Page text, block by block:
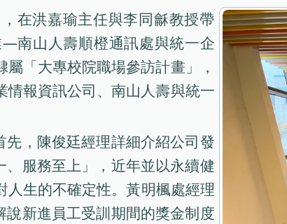
在洪嘉瑜主任與李同龢教授帶
南山人壽順橙通訊處與統一企
「大專校院職場參訪計畫」，
報資訊公司、南山人壽與統一
，陳俊廷經理詳細介紹公司發
服務至上」，近年並以永續健
人生的不確定性。黃明楓處經理
新進員工受訓期間的獎金制度